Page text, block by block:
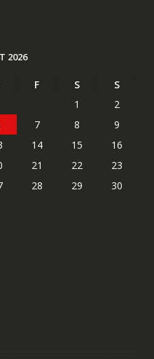
2026
F S
S
1
2
7 8
9
14 15
16
21 22
23
28 29
30